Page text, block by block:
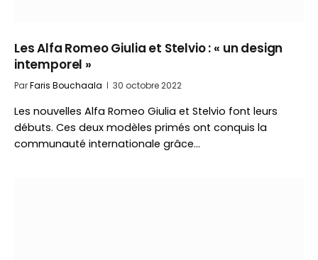
Les Alfa Romeo Giulia et Stelvio : « un design
intemporel »
ParFaris Bouchaala 30 octobre 2022
Les nouvelles Alfa Romeo Giulia et Stelvio font leurs
débuts. Ces deux modèles primés ont conquis la
communauté internationale grâce…